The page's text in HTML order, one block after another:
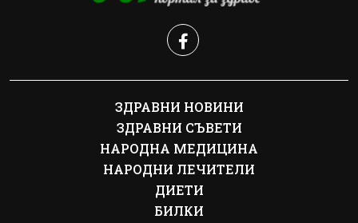
ЗДРАВНИ НОВИНИ
ЗДРАВНИ СЪВЕТИ
НАРОДНА МЕДИЦИНА
НАРОДНИ ЛЕЧИТЕЛИ
ДИЕТИ
БИЛКИ